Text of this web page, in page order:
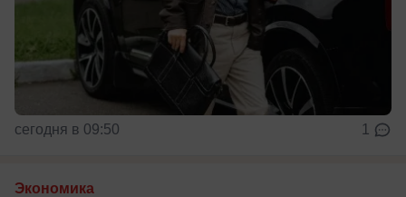
сегодня в 09:50 1
Экономика